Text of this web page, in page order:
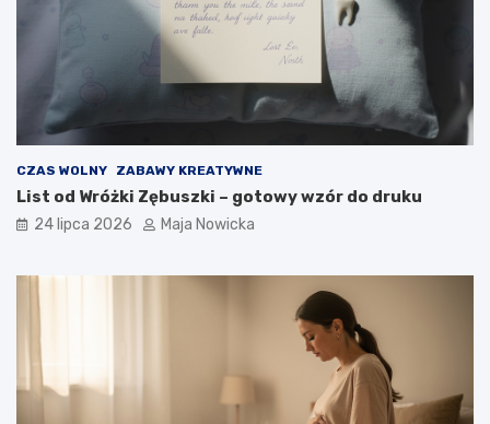
CZAS WOLNY ZABAWY KREATYWNE
List od Wróżki Zębuszki – gotowy wzór do druku
24 lipca 2026 Maja Nowicka